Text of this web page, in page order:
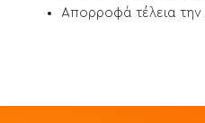
Απορροφά τέλεια την